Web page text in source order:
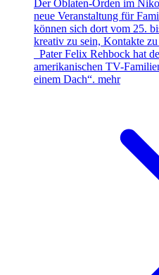
Der Oblaten-Orden im
neue Veranstaltung für
können sich dort vom 25.
kreativ zu sein, Kontakte
Pater Felix Rehbock hat
amerikanischen TV-
einem Dach“. mehr